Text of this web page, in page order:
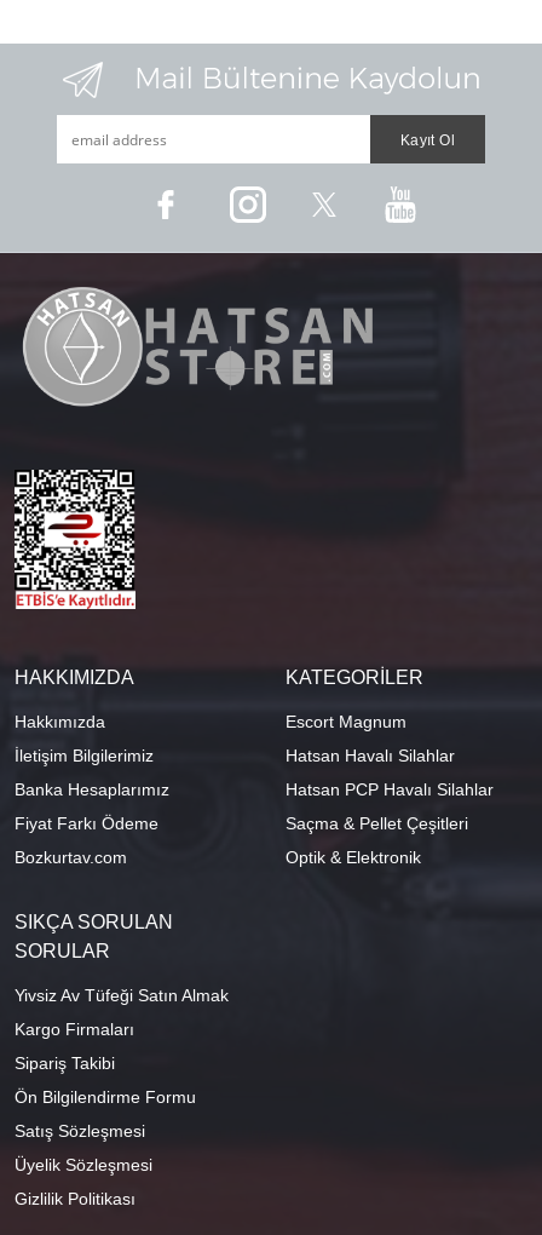
HAKKIMIZDA
Hakkımızda
İletişim Bilgilerimiz
Banka Hesaplarımız
Fiyat Farkı Ödeme
Bozkurtav.com
KATEGORİLER
Escort Magnum
Hatsan Havalı Silahlar
Hatsan PCP Havalı Silahlar
Saçma & Pellet Çeşitleri
Optik & Elektronik
SIKÇA SORULAN
SORULAR
Yivsiz Av Tüfeği Satın Almak
Kargo Firmaları
Sipariş Takibi
Ön Bilgilendirme Formu
Satış Sözleşmesi
Üyelik Sözleşmesi
Gizlilik Politikası